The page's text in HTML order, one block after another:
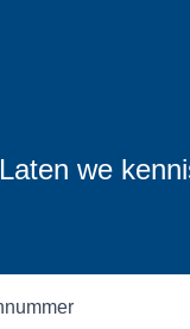
Laten we